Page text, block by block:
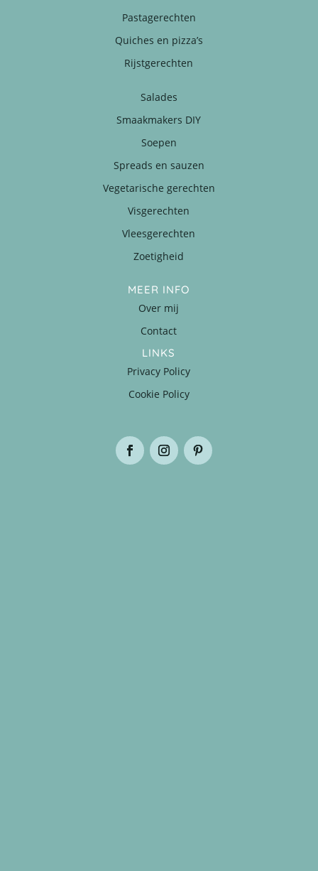
Pastagerechten
Quiches en pizza’s
Rijstgerechten
Salades
Smaakmakers DIY
Soepen
Spreads en sauzen
Vegetarische gerechten
Visgerechten
Vleesgerechten
Zoetigheid
MEER INFO
Over mij
Contact
LINKS
Privacy Policy
Cookie Policy